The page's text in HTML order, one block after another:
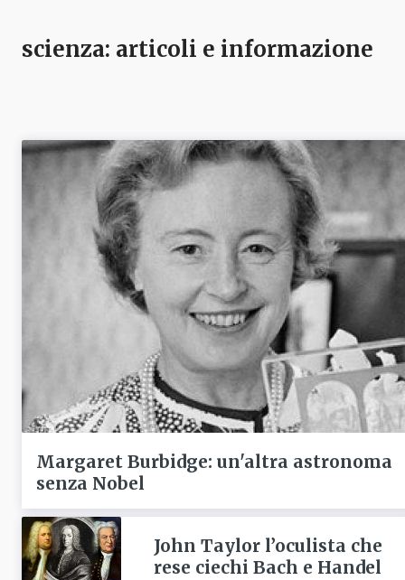
scienza: articoli e informazione
Margaret Burbidge: un'altra astronoma
senza Nobel
John Taylor l’oculista che
rese ciechi Bach e Handel